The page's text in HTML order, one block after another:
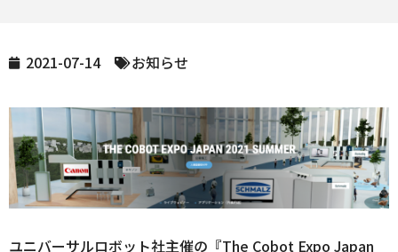
2021-07-14 お知らせ
ユニバーサルロボット社主催の『The Cobot Expo Japan